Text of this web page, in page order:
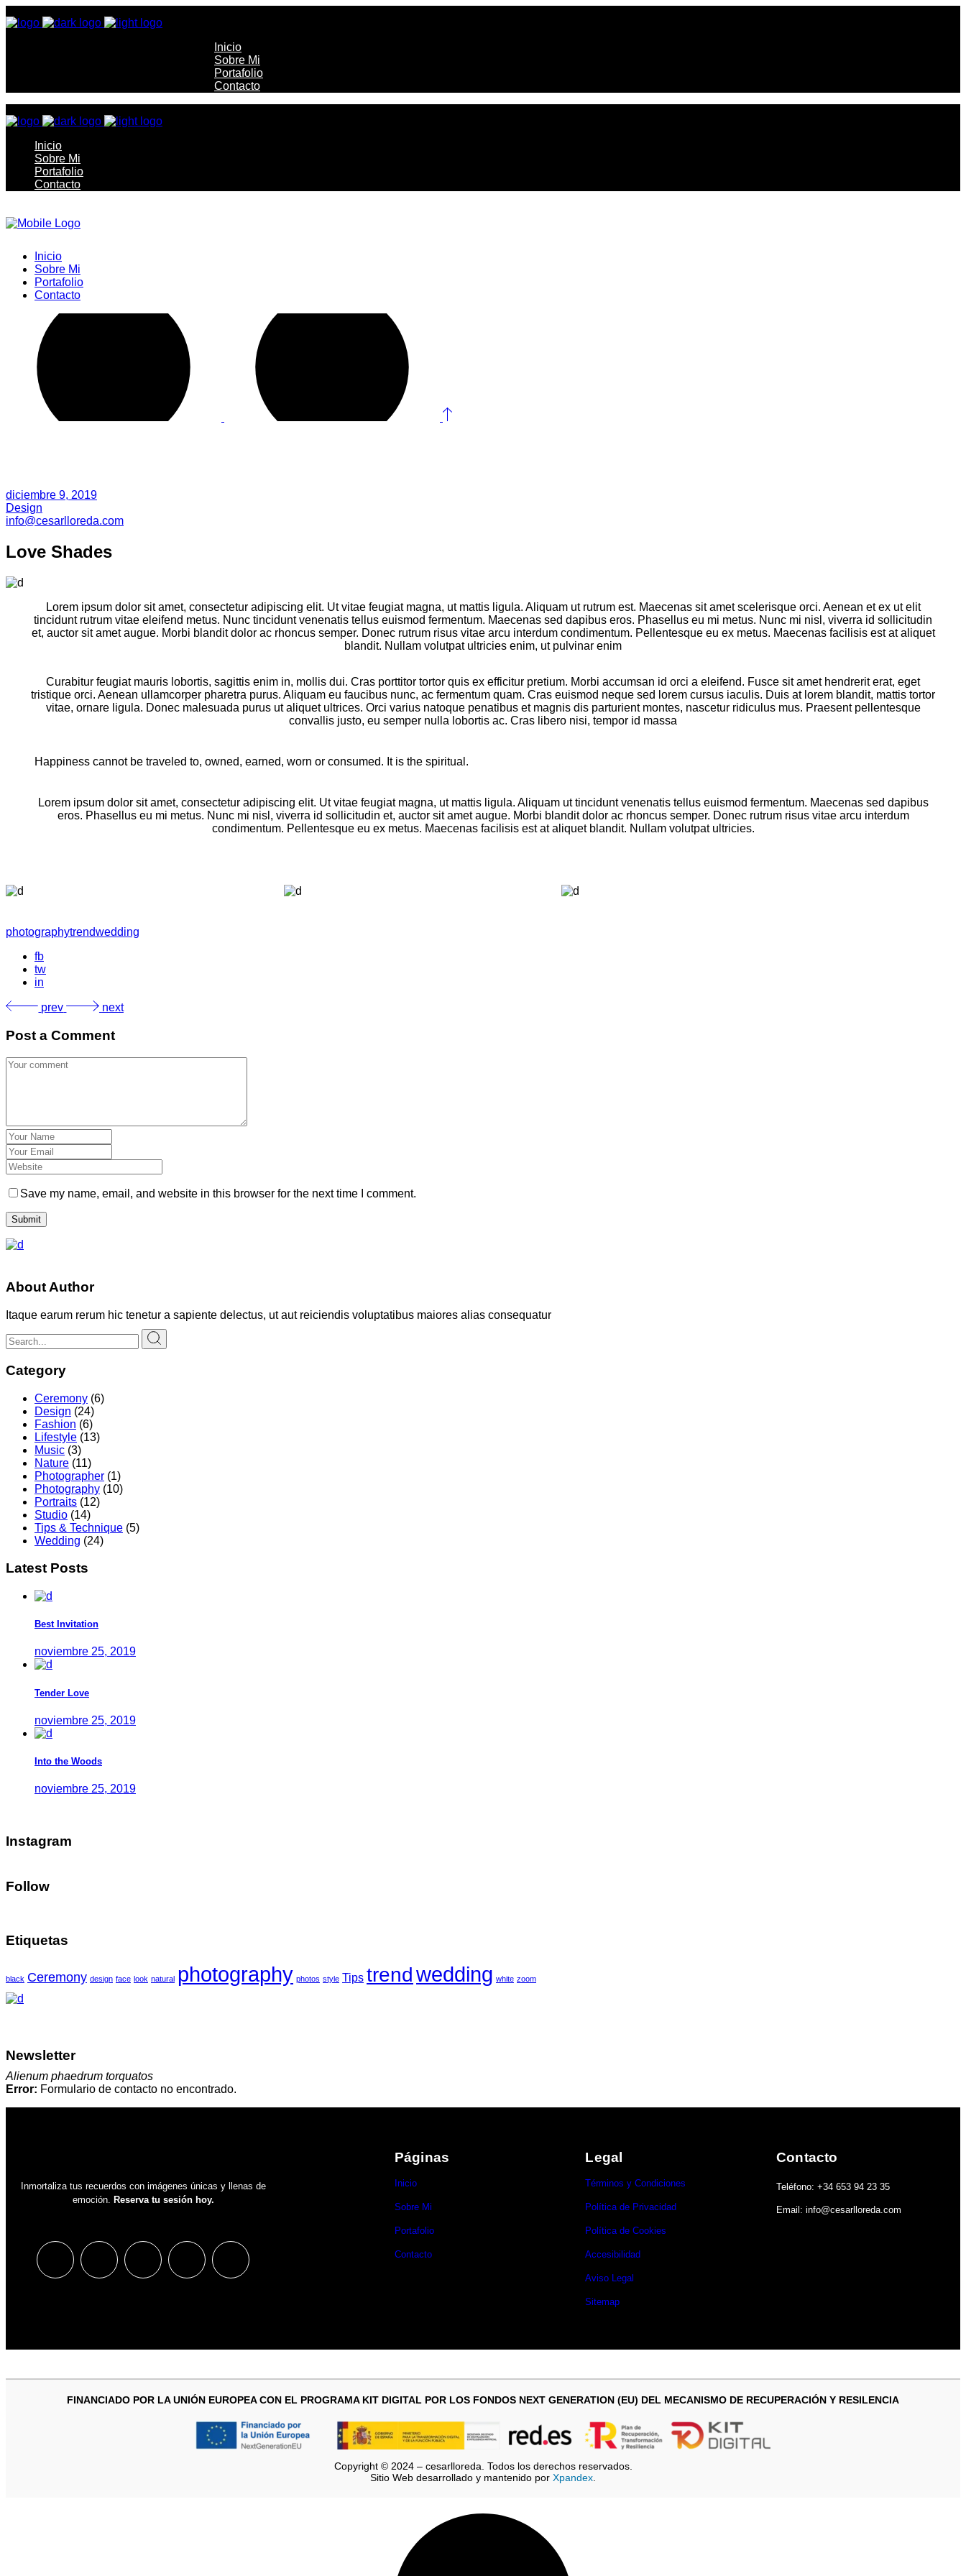
Inicio
Sobre Mi
Portafolio
Contacto
Inicio
Sobre Mi
Portafolio
Contacto
Inicio
Sobre Mi
Portafolio
Contacto
diciembre 9, 2019
Design
info@cesarlloreda.com
Love Shades
Lorem ipsum dolor sit amet, consectetur adipiscing elit. Ut vitae feugiat magna, ut mattis ligula. Aliquam ut rutrum est. Maecenas sit amet scelerisque orci. Aenean et ex ut elit
tincidunt rutrum vitae eleifend metus. Nunc tincidunt venenatis tellus euismod fermentum. Maecenas sed dapibus eros. Phasellus eu mi metus. Nunc mi nisl, viverra id sollicitudin
et, auctor sit amet augue. Morbi blandit dolor ac rhoncus semper. Donec rutrum risus vitae arcu interdum condimentum. Pellentesque eu ex metus. Maecenas facilisis est at aliquet
blandit. Nullam volutpat ultricies enim, ut pulvinar enim
Curabitur feugiat mauris lobortis, sagittis enim in, mollis dui. Cras porttitor tortor quis ex efficitur pretium. Morbi accumsan id orci a eleifend. Fusce sit amet hendrerit erat, eget
tristique orci. Aenean ullamcorper pharetra purus. Aliquam eu faucibus nunc, ac fermentum quam. Cras euismod neque sed lorem cursus iaculis. Duis at lorem blandit, mattis tortor
vitae, ornare ligula. Donec malesuada purus ut aliquet ultrices. Orci varius natoque penatibus et magnis dis parturient montes, nascetur ridiculus mus. Praesent pellentesque
convallis justo, eu semper nulla lobortis ac. Cras libero nisi, tempor id massa
Happiness cannot be traveled to, owned, earned, worn or consumed. It is the spiritual.
Lorem ipsum dolor sit amet, consectetur adipiscing elit. Ut vitae feugiat magna, ut mattis ligula. Aliquam ut tincidunt venenatis tellus euismod fermentum. Maecenas sed dapibus
eros. Phasellus eu mi metus. Nunc mi nisl, viverra id sollicitudin et, auctor sit amet augue. Morbi blandit dolor ac rhoncus semper. Donec rutrum risus vitae arcu interdum
condimentum. Pellentesque eu ex metus. Maecenas facilisis est at aliquet blandit. Nullam volutpat ultricies.
photographytrendwedding
fb
tw
in
prev next
Post a Comment
Save my name, email, and website in this browser for the next time I comment.
Submit
About Author
Itaque earum rerum hic tenetur a sapiente delectus, ut aut reiciendis voluptatibus maiores alias consequatur
Category
Ceremony (6)
Design (24)
Fashion (6)
Lifestyle (13)
Music (3)
Nature (11)
Photographer (1)
Photography (10)
Portraits (12)
Studio (14)
Tips & Technique (5)
Wedding (24)
Latest Posts
Best Invitation
noviembre 25, 2019
Tender Love
noviembre 25, 2019
Into the Woods
noviembre 25, 2019
Instagram
Follow
Etiquetas
black Ceremony design face look natural photography photos style Tips trendwedding white zoom
Newsletter
Alienum phaedrum torquatos
Error: Formulario de contacto no encontrado.
Inmortaliza tus recuerdos con imágenes únicas y llenas de
emoción. Reserva tu sesión hoy.
Páginas
Inicio
Sobre Mi
Portafolio
Contacto
Legal
Términos y Condiciones
Política de Privacidad
Política de Cookies
Accesibilidad
Aviso Legal
Sitemap
Contacto
Teléfono: +34 653 94 23 35
Email: info@cesarlloreda.com
FINANCIADO POR LA UNIÓN EUROPEA CON EL PROGRAMA KIT DIGITAL POR LOS FONDOS NEXT GENERATION (EU) DEL MECANISMO DE RECUPERACIÓN Y RESILENCIA
Copyright © 2024 – cesarlloreda. Todos los derechos reservados.
Sitio Web desarrollado y mantenido por Xpandex